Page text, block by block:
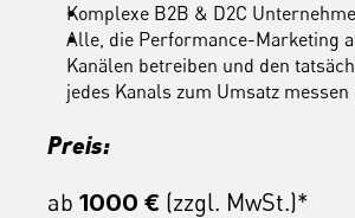
Komplexe B2B & D2C
Alle, die Performance-Marketing
Kanälen betreiben und den
jedes Kanals zum Umsatz messen
Preis:
ab 1000 € (zzgl. MwSt.)*